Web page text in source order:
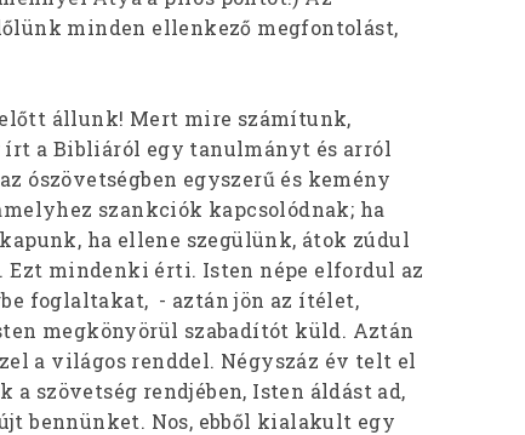
minden ellenkező megfontolást,
állunk! Mert mire számítunk,
a Bibliáról egy tanulmányt és arról
ószövetségben egyszerű és kemény
szankciók kapcsolódnak; ha
ha ellene szegülünk, átok zúdul
Ezt mindenki érti. Isten népe elfordul az
foglaltakat, - aztán jön az ítélet,
megkönyörül szabadítót küld. Aztán
a világos renddel. Négyszáz év telt el
a szövetség rendjében, Isten áldást ad,
bennünket. Nos, ebből kialakult egy